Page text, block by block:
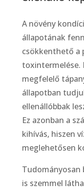
A növény
állapotának
csökkenthető a
toxintermelése.
megfelelő
állapotban
ellenállóbbak
Ez azonban a
kihívás, hiszen
meglehetősen
Tudományosan
is szemmel